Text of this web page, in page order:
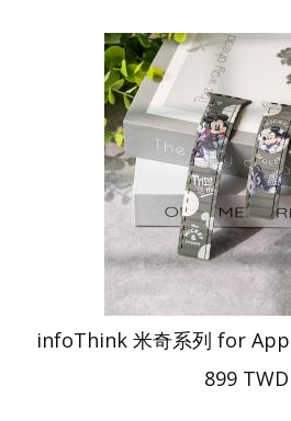
infoThink 米奇系列 for
899 TWD